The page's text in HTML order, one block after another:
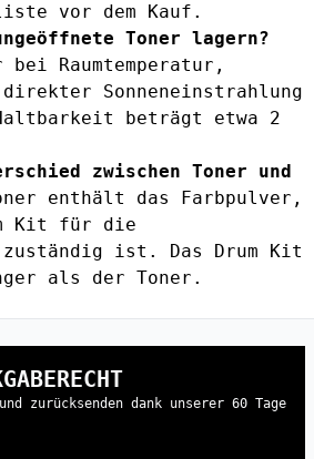
vor dem Kauf.
Toner lagern?
bei Raumtemperatur,
Sonneneinstrahlung
beträgt etwa 2
zwischen Toner und
enthält das Farbpulver,
Kit für die
ist. Das Drum Kit
als der Toner.
zurücksenden dank unserer 60 Tage